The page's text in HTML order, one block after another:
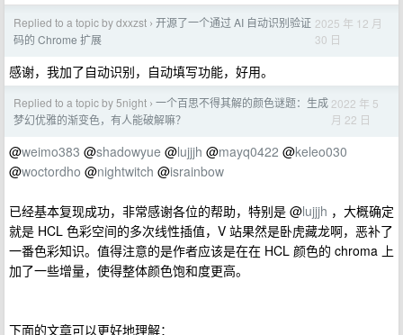
Replied to a topic by dxxzst › 开源了一个通过 AI 自动识别验证
码的 Chrome 扩展
2025 年 12 月
30 日
感谢，我加了自动识别，自动填写功能，好用。
Replied to a topic by 5night › 一个百思不得其解的颜色谜题：生成
梦幻优雅的渐变色，有人能破解嘛？
2022 年 5
月 22 日
@weimo383 @shadowyue @lujjjh @mayq0422 @keleo030
@woctordho @nightwitch @israinbow
已经基本复现成功，非常感谢各位的帮助，特别是 @lujjjh ，大概确定
就是 HCL 色彩空间的多次线性插值，V 站果然是卧虎藏龙啊，恶补了
一番色彩知识。值得注意的是作者应该是在在 HCL 颜色的 chroma 上
加了一些增量，使得整体颜色饱和度更高。
下面的文章可以更好地理解：